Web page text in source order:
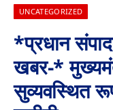
UNCATEGORIZED
*प्रधान
खबर-*
सुव्यवस्थित